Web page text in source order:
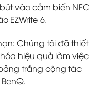
vào cảm biến NFC
EZWrite 6.
Chúng tôi đã thiết
hiệu quả làm việc
trắng cộng tác